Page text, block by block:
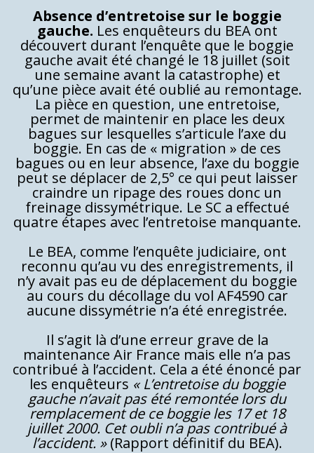
Absence d’entretoise sur le boggie
gauche. Les enquêteurs du BEA ont
découvert durant l’enquête que le boggie
gauche avait été changé le 18 juillet (soit
une semaine avant la catastrophe) et
qu’une pièce avait été oublié au remontage.
La pièce en question, une entretoise,
permet de maintenir en place les deux
bagues sur lesquelles s’articule l’axe du
boggie. En cas de « migration » de ces
bagues ou en leur absence, l’axe du boggie
peut se déplacer de 2,5° ce qui peut laisser
craindre un ripage des roues donc un
freinage dissymétrique. Le SC a effectué
quatre étapes avec l’entretoise manquante.
Le BEA, comme l’enquête judiciaire, ont
reconnu qu’au vu des enregistrements, il
n’y avait pas eu de déplacement du boggie
au cours du décollage du vol AF4590 car
aucune dissymétrie n’a été enregistrée.
Il s’agit là d’une erreur grave de la
maintenance Air France mais elle n’a pas
contribué à l’accident. Cela a été énoncé par
les enquêteurs « L’entretoise du boggie
gauche n’avait pas été remontée lors du
remplacement de ce boggie les 17 et 18
juillet 2000. Cet oubli n’a pas contribué à
l’accident. »(Rapport définitif du BEA).